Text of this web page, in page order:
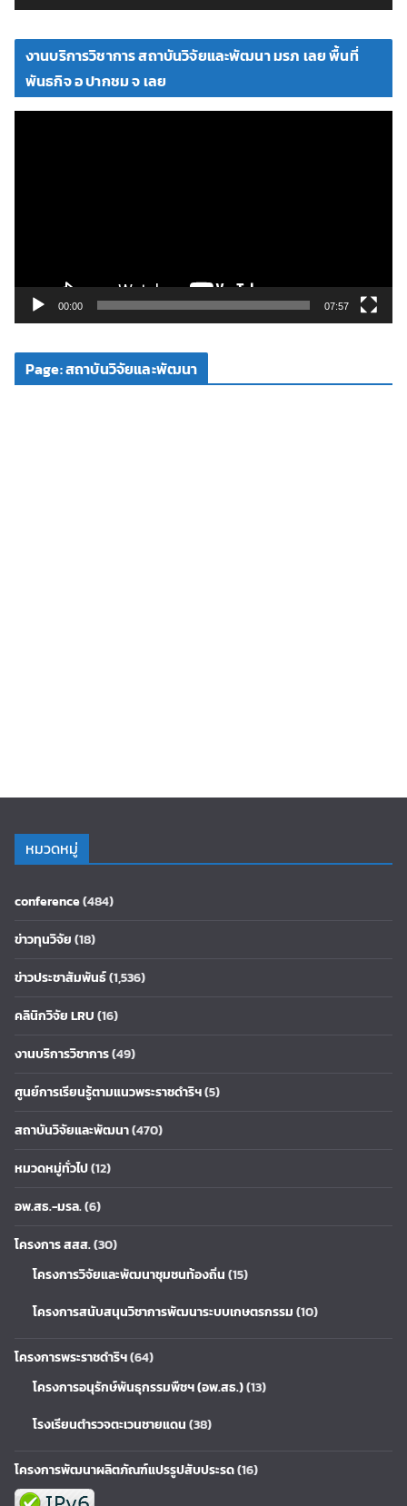
ดี
โ
งานบริการวิชาการ สถาบันวิจัยและพัฒนา มรภ เลย พื้นที่
พันธกิจ อ ปากชม จ เลย
ดี
โ
00:00 07:57
Page: สถาบันวิจัยและพัฒนา
หมวดหมู่
conference(484)
ข่าวทุนวิจัย(18)
ข่าวประชาสัมพันธ์(1,536)
คลินิกวิจัย LRU(16)
งานบริการวิชาการ(49)
ศูนย์การเรียนรู้ตามแนวพระราชดำริฯ(5)
สถาบันวิจัยและพัฒนา(470)
หมวดหมู่ทั่วไป(12)
อพ.สธ.-มรล.(6)
โครงการ สสส.(30)
โครงการวิจัยและพัฒนาชุมชนท้องถิ่น(15)
โครงการสนับสนุนวิชาการพัฒนาระบบเกษตรกรรม(10)
โครงการพระราชดำริฯ(64)
โครงการอนุรักษ์พันธุกรรมพืชฯ (อพ.สธ.)(13)
โรงเรียนตำรวจตะเวนชายแดน(38)
โครงการพัฒนาผลิตภัณฑ์แปรรูปสับประรด(16)